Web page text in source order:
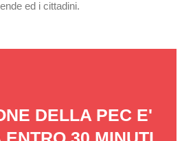
ed i cittadini.
DELLA PEC E'